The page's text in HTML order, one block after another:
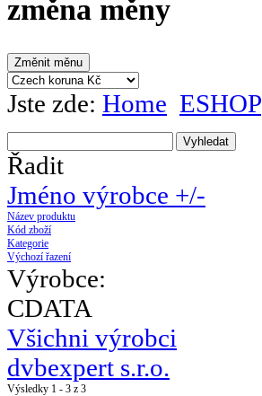
změna měny
Jste zde: Home ESHOP
Řadit
Jméno výrobce +/-
Název produktu
Kód zboží
Kategorie
Výchozí řazení
Výrobce:
CDATA
Všichni výrobci
dvbexpert s.r.o.
Výsledky 1 - 3 z 3